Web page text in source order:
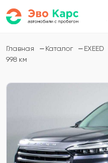
Главная Каталог EXEED
998 км